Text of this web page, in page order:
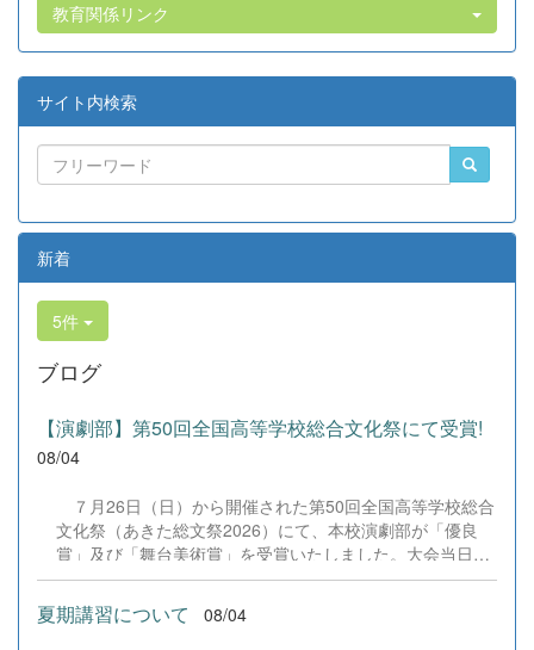
教育関係リンク
サイト内検索
新着
5件
ブログ
【演劇部】第50回全国高等学校総合文化祭にて受賞!
08/04
７月26日（日）から開催された第50回全国高等学校総合
文化祭（あきた総文祭2026）にて、本校演劇部が「優良
賞」及び「舞台美術賞」を受賞いたしました。大会当日
は、本校の部員たちもこれまで積み重ねてきた練習の成果
を存分に発揮し、堂々と舞台に立ちました。緊張感のある
全国の舞台において、一人一人が役割を果たし、心を込め
夏期講習について 08/04